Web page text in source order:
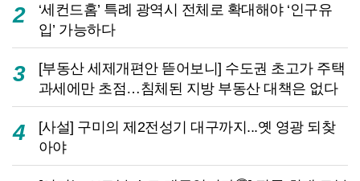
2
‘세컨드홈’ 특례 광역시 전체로 확대해야 ‘인구유
입’ 가능하다
3
[부동산 세제개편안 뜯어보니] 수도권 초고가 주택
과세에만 초점…침체된 지방 부동산 대책은 없다
4
[사설] 구미의 제2전성기 대구까지...옛 영광 되찾
아야